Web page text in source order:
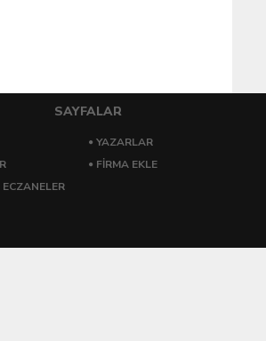
SAYFALAR
YAZARLAR
FIRMA EKLE